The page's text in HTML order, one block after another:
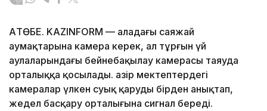
АҚТӨБЕ. KAZINFORM — Қаладағы саяжай
аумақтарына камера керек, ал тұрғын үй
аулаларындағы бейнебақылау камерасы таяуда
орталыққа қосылады. Қазір мектептердегі
камералар үлкен суық қаруды бірден анықтап,
жедел басқару орталығына сигнал береді.